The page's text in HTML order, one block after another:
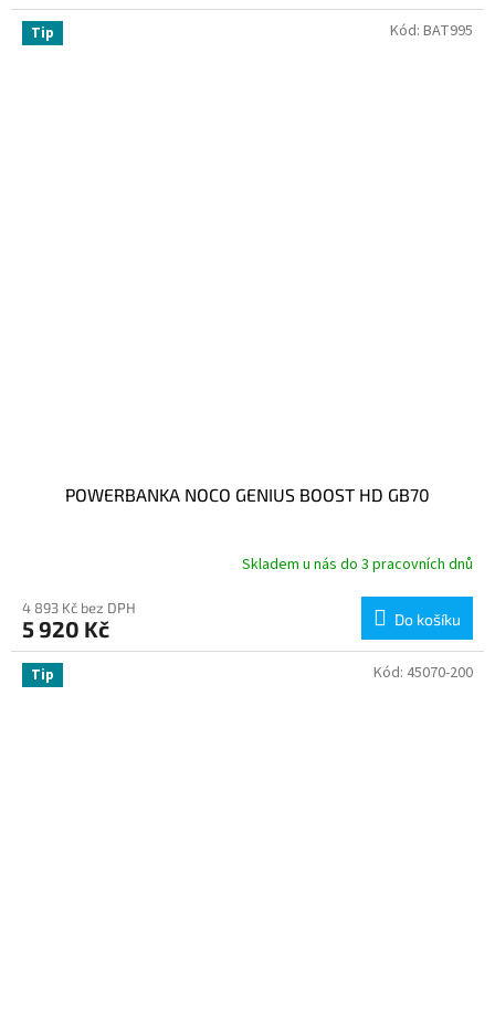
Tip
POWERBANKA NOCO GENIUS BOOST HD GB70
Skladem u nás do 3 pracovních dnů
4 893 Kč bez DPH
5 920 Kč Do košíku
Kód: BAT995
Tip Kód: 45070-200